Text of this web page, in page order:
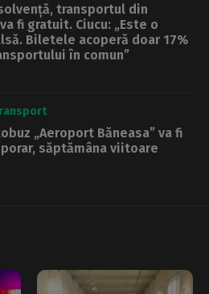
transportul din
fi gratuit. Ciucu: „Este o
Biletele acoperă doar 17%
în comun”
„Aeroport Băneasa” va fi
săptămâna viitoare